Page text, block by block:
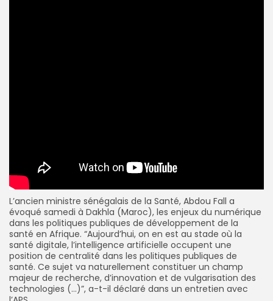
L’ancien ministre sénégalais de la Santé, Abdou Fall a
évoqué samedi à Dakhla (Maroc), les enjeux du numérique
dans les politiques publiques de développement de la
santé en Afrique. “Aujourd’hui, on en est au stade où la
santé digitale, l’intelligence artificielle occupent une
position de centralité dans les politiques publiques de
santé. Ce sujet va naturellement constituer un champ
majeur de recherche, d’innovation et de vulgarisation des
technologies (…)”, a-t-il déclaré dans un entretien avec